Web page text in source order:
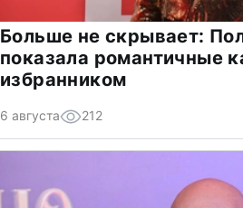
Больше не скрывает:
показала романтичные
избранником
6 августа 212